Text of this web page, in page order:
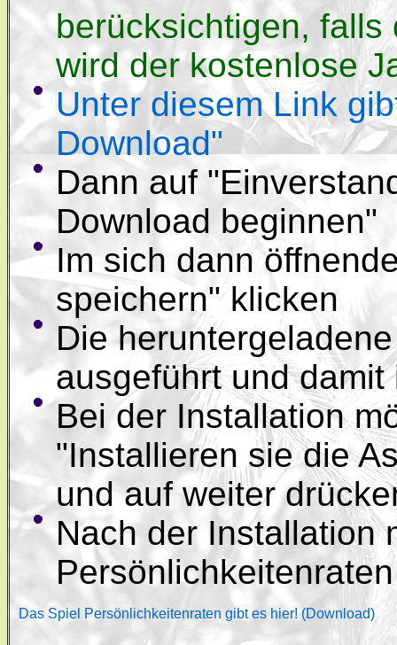
berücksichtigen,
wird der kostenlose
Unter diesem Link
Download"
Dann auf
Download beginnen"
Im sich dann
speichern" klicken
Die
ausgeführt und
Bei der Installation
"Installieren sie die
und auf weiter
Nach der Installation
Das Spiel Persönlichkeitenraten gibt es hier! (Download)